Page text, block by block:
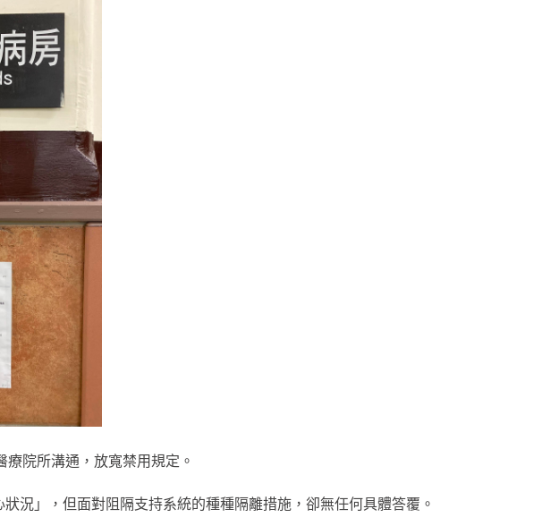
院所溝通，放寬禁用規定。
況」，但面對阻隔支持系統的種種隔離措施，卻無任何具體答覆。